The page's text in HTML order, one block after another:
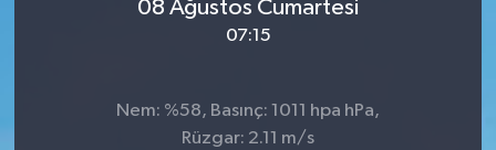
08 Ağustos Cumartesi
07:15
Nem: %58, Basınç: 1011 hpa hPa,
Rüzgar: 2.11 m/s